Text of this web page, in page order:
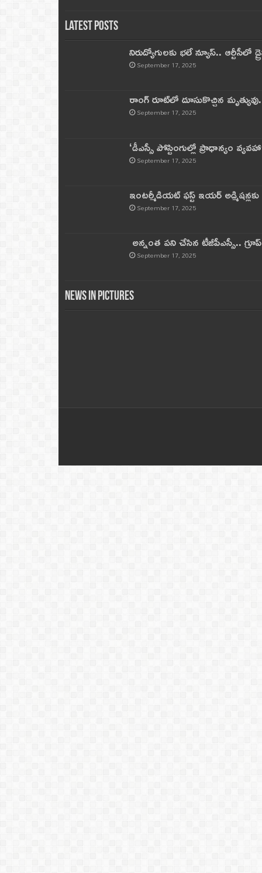
Latest Posts
నిరుద్యోగులకు భలే న్యూస్.. ఆర్టీసీలో
September 17, 2025
రాంగ్ రూట్‌లో దూసుకొచ్చిన
September 17, 2025
‘డీఎస్సీ పోస్టింగుల్లో ప్రాధాన్యం
September 17, 2025
ఇంటర్మీడియట్ ఫస్ట్‌ ఇయర్‌
September 17, 2025
అన్నంత పని చేసిన టీజీపీఎస్సీ..
September 17, 2025
News in Pictures